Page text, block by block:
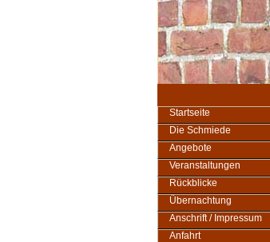
Startseite
Die Schmiede
Angebote
Veranstaltungen
Rückblicke
Übernachtung
Anschrift / Impressum
Anfahrt